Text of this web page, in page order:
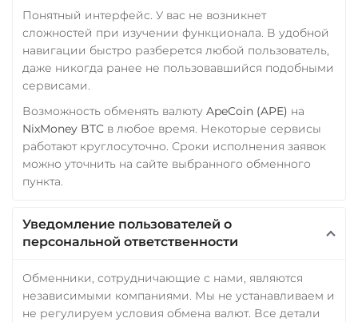
Понятный интерфейс. У вас не возникнет
сложностей при изучении функционала. В удобной
навигации быстро разберется любой пользователь,
даже никогда ранее не пользовавшийся подобными
сервисами.
Возможность обменять валюту ApeCoin (APE) на
NixMoney BTC в любое время. Некоторые сервисы
работают круглосуточно. Сроки исполнения заявок
можно уточнить на сайте выбранного обменного
пункта.
Уведомление пользователей о
персональной ответственности
Обменники, сотрудничающие с нами, являются
независимыми компаниями. Мы не устанавливаем и
не регулируем условия обмена валют. Все детали